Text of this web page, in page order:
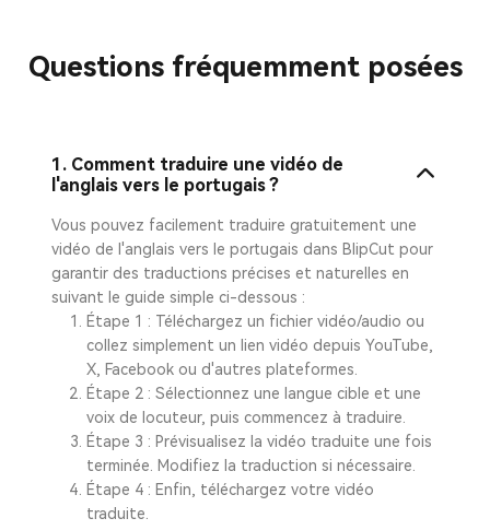
Questions fréquemment posées
1. Comment traduire une vidéo de
l'anglais vers le portugais ?
Vous pouvez facilement traduire gratuitement une
vidéo de l'anglais vers le portugais dans BlipCut pour
garantir des traductions précises et naturelles en
suivant le guide simple ci-dessous :
Étape 1 : Téléchargez un fichier vidéo/audio ou
collez simplement un lien vidéo depuis YouTube,
X, Facebook ou d'autres plateformes.
Étape 2 : Sélectionnez une langue cible et une
voix de locuteur, puis commencez à traduire.
Étape 3 : Prévisualisez la vidéo traduite une fois
terminée. Modifiez la traduction si nécessaire.
Étape 4 : Enfin, téléchargez votre vidéo
traduite.